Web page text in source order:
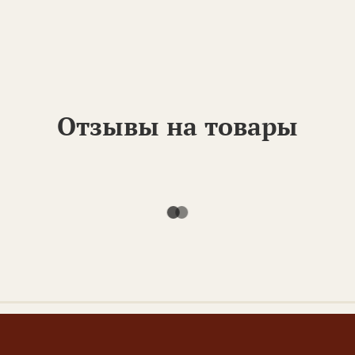
Отзывы на товары